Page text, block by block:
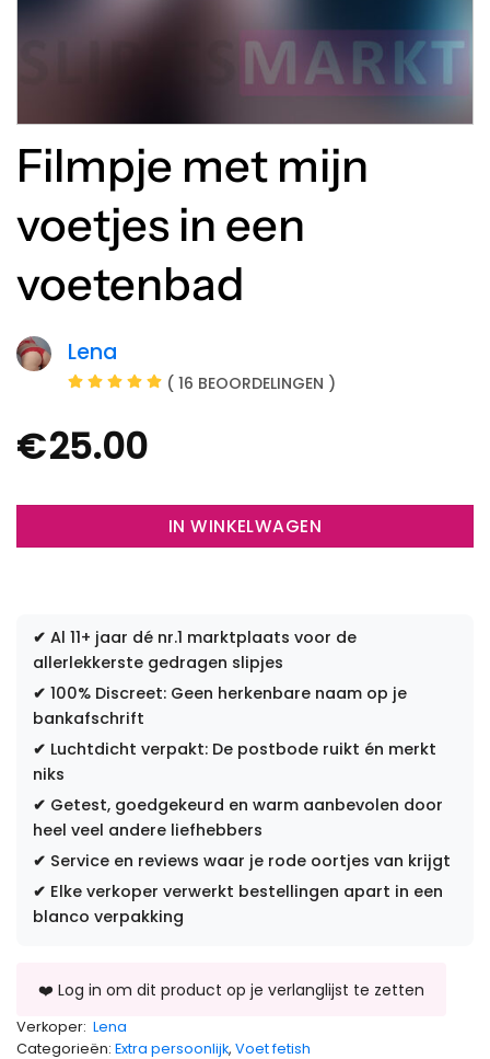
Filmpje met mijn
voetjes in een
voetenbad
Lena
( 16 BEOORDELINGEN )
€25.00
IN WINKELWAGEN
✔ Al 11+ jaar dé nr.1 marktplaats voor de
allerlekkerste gedragen slipjes
✔ 100% Discreet: Geen herkenbare naam op je
bankafschrift
✔ Luchtdicht verpakt: De postbode ruikt én merkt
niks
✔ Getest, goedgekeurd en warm aanbevolen door
heel veel andere liefhebbers
✔ Service en reviews waar je rode oortjes van krijgt
✔ Elke verkoper verwerkt bestellingen apart in een
blanco verpakking
Verkoper: Lena
Categorieën: Extra persoonlijk, Voet fetish